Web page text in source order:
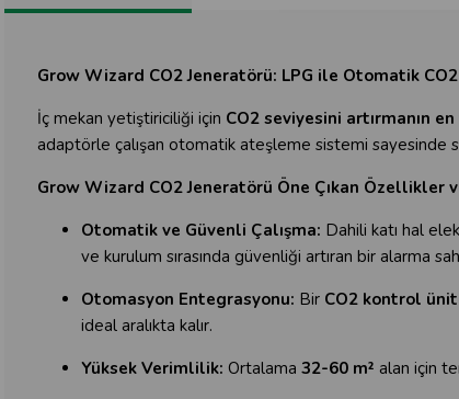
Grow Wizard CO2 Jeneratörü: LPG ile Otomatik
İç mekan yetiştiriciliği için CO2 seviyesini artırmanın
adaptörle çalışan otomatik ateşleme sistemi sayesinde
Grow Wizard CO2 Jeneratörü Öne Çıkan Özellikler
Otomatik ve Güvenli Çalışma: Dahili katı hal
ve kurulum sırasında güvenliği artıran bir alarma
Otomasyon Entegrasyonu: Bir CO2 kontrol
ideal aralıkta kalır.
Yüksek Verimlilik: Ortalama 32-60 m² alan için